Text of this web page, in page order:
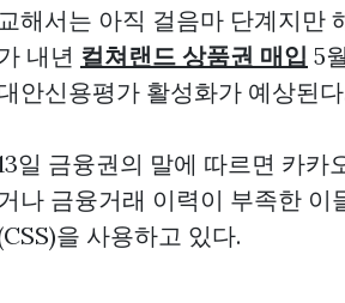
해서는 아직 걸음마 단계지만
내년 컬쳐랜드 상품권 매입 5
안신용평가 활성화가 예상된
일 금융권의 말에 따르면 카카
나 금융거래 이력이 부족한 이
을 사용하고 있다.